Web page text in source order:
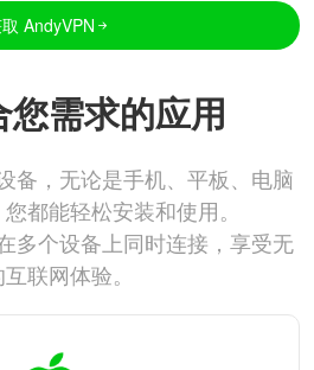
AndyVPN
需求的应用
备，无论是手机、平板、电脑
都能轻松安装和使用。
多个设备上同时连接，享受无
联网体验。